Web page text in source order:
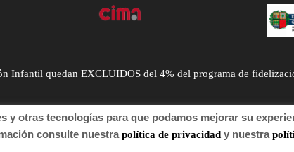
Infantil quedan EXCLUIDOS del 4% del programa de
tecnologías para que podamos mejorar su
consulte nuestrapolítica de privacidad y nuestra